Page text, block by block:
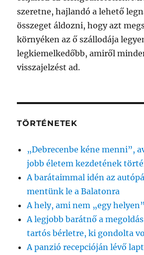
szeretne, hajlandó a lehető
összeget áldozni, hogy azt
környéken az ő szállodája
legkiemelkedőbb, amiről
visszajelzést ad.
TÖRTÉNETEK
„Debrecenbe kéne menni”,
jobb életem kezdetének
A barátaimmal idén az
mentünk le a Balatonra
A hely, ami nem „egy
A legjobb barátnő a megoldás
tartós bérletre, ki gondolta
A panzió recepcióján lévő